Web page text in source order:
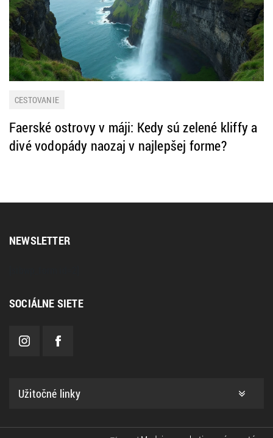
CESTOVANIE
Faerské ostrovy v máji: Kedy sú zelené kliffy a
divé vodopády naozaj v najlepšej forme?
NEWSLETTER
SOCIÁLNE SIETE
Užitočné linky